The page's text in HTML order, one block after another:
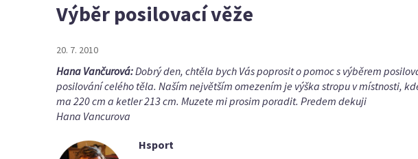
Výběr posilovací věže
20. 7. 2010
Hana Vančurová:Dobrý den, chtěla bych Vás poprosit o pomoc s výběrem
posilování celého těla. Naším největším omezením je výška stropu v místnosti,
ma 220 cm a ketler 213 cm. Muzete mi prosim poradit. Predem dekuji
Hana Vancurova
Hsport